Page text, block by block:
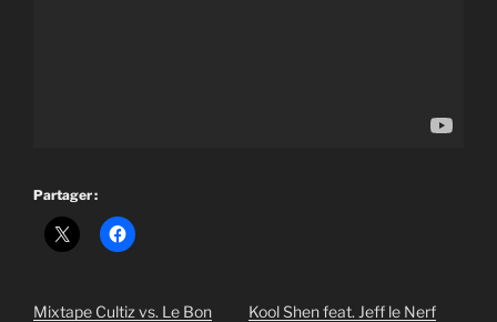
Partager :
Mixtape Cultiz vs. Le Bon
Kool Shen feat. Jeff le Nerf